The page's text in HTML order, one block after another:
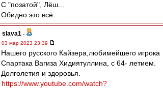
С "позатой", Лёш...
Обидно это всё.
slava1 -
03 мар 2023 23:39
Нашего русского Кайзера,любимейшего игрока
Спартака Вагиза Хидиятуллина, с 64- летием.
Долголетия и здоровья.
https://www.youtube.com/watch?